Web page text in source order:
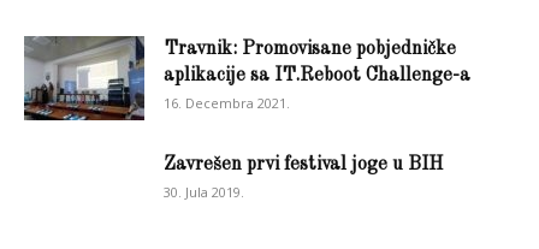
Travnik: Promovisane pobjedničke
aplikacije sa IT.Reboot Challenge-a
16. Decembra 2021.
Zavrešen prvi festival joge u BIH
30. Jula 2019.